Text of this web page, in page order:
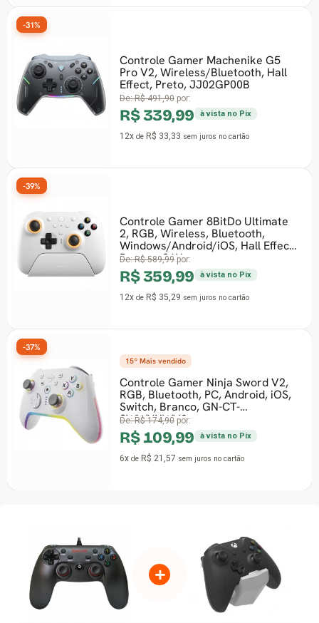
Controle Gamer Machenike G5
Pro V2, Wireless/Bluetooth, Hall
Effect, Preto, JJ02GP00B
De:R$ 491,90por:
R$ 339,99 à vista no Pix
12x de R$ 33,33 sem juros no cartão
-31%
Controle Gamer 8BitDo Ultimate
2, RGB, Wireless, Bluetooth,
Windows/Android/iOS, Hall Effect,
Branco, 81H
De:R$ 589,99por:
R$ 359,99 à vista no Pix
12x de R$ 35,29 sem juros no cartão
-39%
15º Mais vendido
Controle Gamer Ninja Sword V2,
RGB, Bluetooth, PC, Android, iOS,
Switch, Branco, GN-CT-
SWWYNWV2
De:R$ 174,90por:
R$ 109,99 à vista no Pix
de R$ 21,57 sem juros no cartão
-37%
+